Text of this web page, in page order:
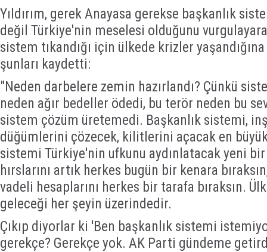
Yıldırım, gerek Anayasa gerekse başkanlık
değil Türkiye'nin meselesi olduğunu
sistem tıkandığı için ülkede krizler
şunları kaydetti:
"Neden darbelere zemin hazırlandı? Çünkü
neden ağır bedeller ödedi, bu terör neden bu
sistem çözüm üretemedi. Başkanlık sistemi,
düğümlerini çözecek, kilitlerini açacak en
sistemi Türkiye'nin ufkunu aydınlatacak yeni bir
hırslarını artık herkes bugün bir kenara
vadeli hesaplarını herkes bir tarafa bıraksın.
geleceği her şeyin üzerindedir.
Çıkıp diyorlar ki 'Ben başkanlık sistemi
gerekçe? Gerekçe yok. AK Parti gündeme